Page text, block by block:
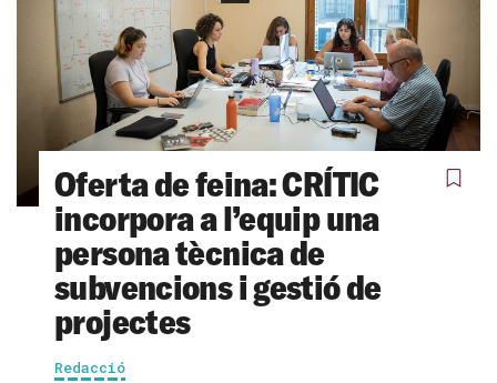
Oferta de feina: CRÍTIC
incorpora a l’equip una
persona tècnica de
subvencions i gestió de
projectes
Redacció